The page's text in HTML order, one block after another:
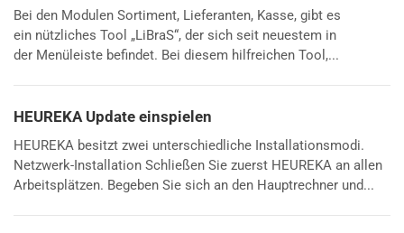
Bei den Modulen Sortiment, Lieferanten, Kasse, gibt es
ein nützliches Tool „LiBraS“, der sich seit neuestem in
der Menüleiste befindet. Bei diesem hilfreichen Tool,...
HEUREKA Update einspielen
HEUREKA besitzt zwei unterschiedliche Installationsmodi.
Netzwerk-Installation Schließen Sie zuerst HEUREKA an allen
Arbeitsplätzen. Begeben Sie sich an den Hauptrechner und...